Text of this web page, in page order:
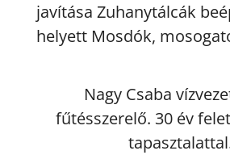
javítása Zuhanytálcák
helyett Mosdók,
Nagy Csaba
fűtésszerelő. 30 év